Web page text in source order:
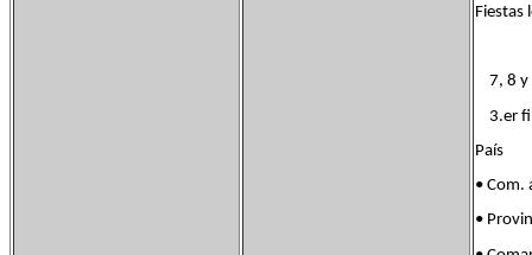
Fiestas
7, 8 y
3.er
País
•
•